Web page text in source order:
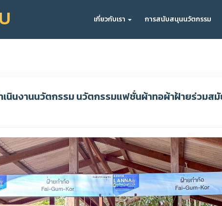
เกี่ยวกับเรา การสนับสนุนนวัตกรรม
นินงานนวัตกรรม นวัตกรรมแฟชั่นผ้าทอผ้าฝ้ายร่วมส